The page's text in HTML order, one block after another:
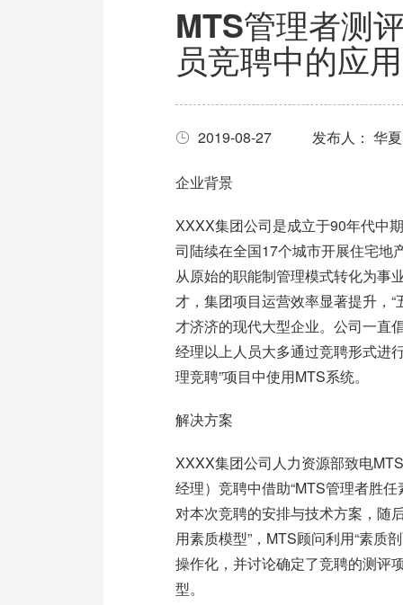
MTS管理者测
员竞聘中的应
2019-08-27 发布人： 华
企业背景
XXXX集团公司是成立于90年代中
司陆续在全国17个城市开展住宅地
从原始的职能制管理模式转化为事
才，集团项目运营效率显著提升，
才济济的现代大型企业。公司一直
经理以上人员大多通过竞聘形式进
理竞聘”项目中使用MTS系统。
解决方案
XXXX集团公司人力资源部致电
经理）竞聘中借助“MTS管理者胜
对本次竞聘的安排与技术方案，随
用素质模型”，MTS顾问利用“素质
操作化，并讨论确定了竞聘的测评
型。